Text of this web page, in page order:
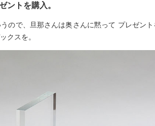
ントを購入。
ので、旦那さんは奥さんに黙って プレゼン
クスを。